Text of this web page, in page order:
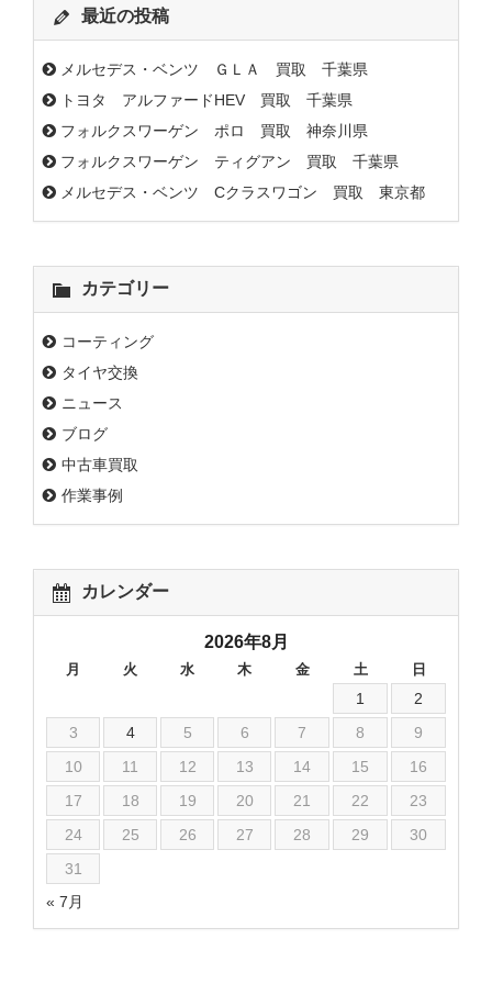
最近の投稿
メルセデス・ベンツ ＧＬＡ 買取 千葉県
トヨタ アルファードHEV 買取 千葉県
フォルクスワーゲン ポロ 買取 神奈川県
フォルクスワーゲン ティグアン 買取 千葉県
メルセデス・ベンツ Cクラスワゴン 買取 東京都
カテゴリー
コーティング
タイヤ交換
ニュース
ブログ
中古車買取
作業事例
カレンダー
2026年8月
月 火 水 木 金 土 日
« 7月
1
2
3
4 5 6 7 8
9
10
11 12 13 14 15
16
17
18 19 20 21 22
23
24
25 26 27 28 29
30
31